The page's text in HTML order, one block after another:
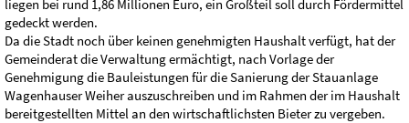
liegen bei rund 1,86 Millionen Euro, ein Großteil soll durch Fördermittel
gedeckt werden.
Da die Stadt noch über keinen genehmigten Haushalt verfügt, hat der
Gemeinderat die Verwaltung ermächtigt, nach Vorlage der
Genehmigung die Bauleistungen für die Sanierung der Stauanlage
Wagenhauser Weiher auszuschreiben und im Rahmen der im Haushalt
bereitgestellten Mittel an den wirtschaftlichsten Bieter zu vergeben.